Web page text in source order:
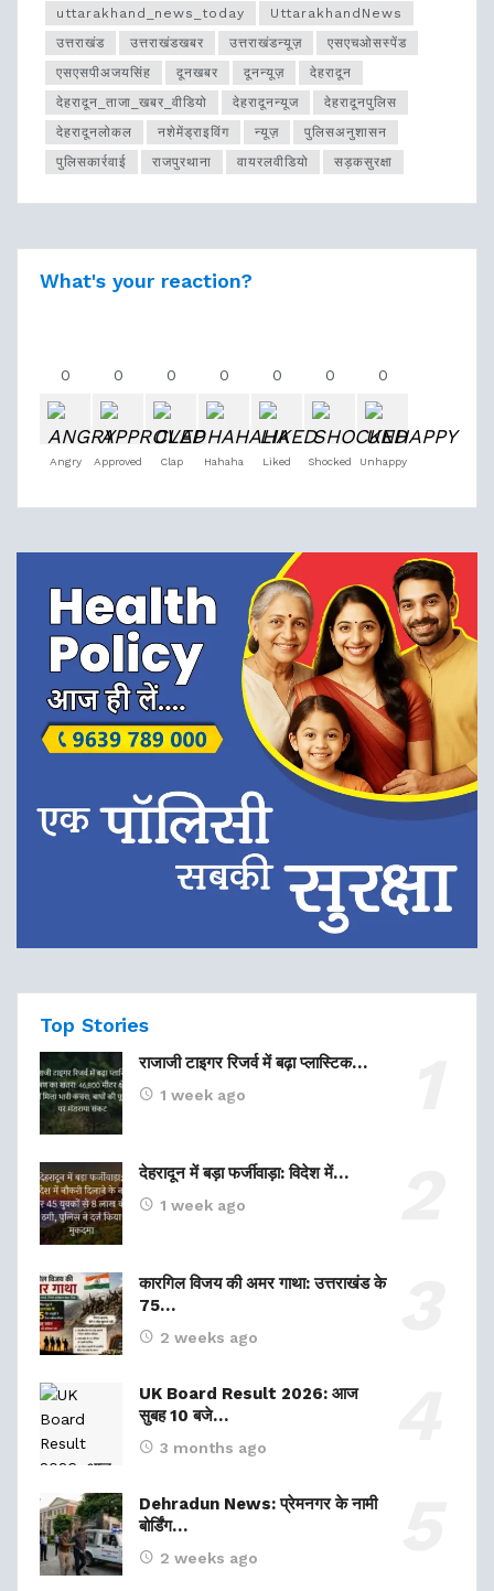
uttarakhand_news_today
UttarakhandNews
उत्तराखंड
उत्तराखंडखबर उत्तराखंडन्यूज़
एसएचओसस्पेंड
एसएसपीअजयसिंह
दूनखबर दूनन्यूज़
देहरादून
देहरादून_ताजा_खबर_वीडियो
देहरादूनन्यूज
देहरादूनपुलिस
देहरादूनलोकल
नशेमेंड्राइविंग न्यूज़
पुलिसअनुशासन
पुलिसकार्रवाई
राजपुरथाना वायरलवीडियो सड़कसुरक्षा
What's your reaction?
0
Angry
0
Approved
0
Clap
0
Hahaha
0
Liked
0
Shocked
0
Unhappy
Top Stories
राजाजी टाइगर रिजर्व में बढ़ा प्लास्टिक…
1 week ago
देहरादून में बड़ा फर्जीवाड़ा: विदेश में…
1 week ago
कारगिल विजय की अमर गाथा: उत्तराखंड के
75…
2 weeks ago
UK Board Result 2026: आज
सुबह 10 बजे…
3 months ago
Dehradun News: प्रेमनगर के नामी
बोर्डिंग…
2 weeks ago